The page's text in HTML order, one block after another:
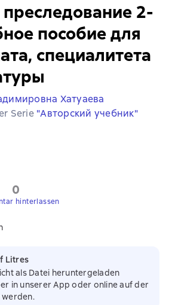
2-
пособие для
специалитета
Хатуаева
Serie "Авторский учебник"
0
hinterlassen
Litres
als Datei heruntergeladen
in unserer App oder online auf der
werden.